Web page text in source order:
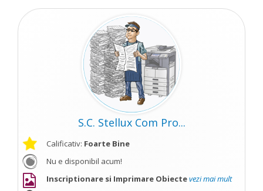
S.C. Stellux Com Pro...
Calificativ: Foarte Bine
Nu e disponibil acum!
Inscriptionare si Imprimare Obiectevezi mai mult